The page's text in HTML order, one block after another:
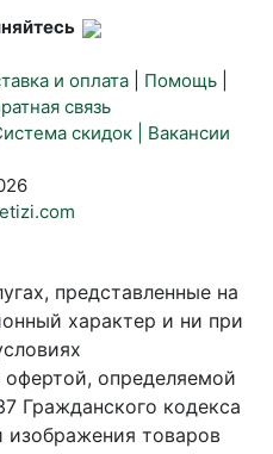
и оплата Помощь
связь
скидок | Вакансии
представленные на
характер и ни при
офертой, определяемой
Гражданского кодекса
изображения товаров